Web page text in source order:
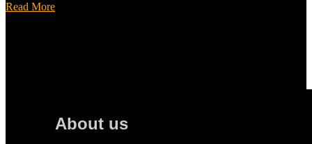
Read More
About us